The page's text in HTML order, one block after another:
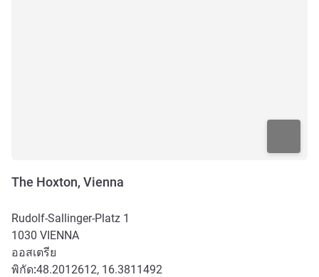
The Hoxton, Vienna
Rudolf-Sallinger-Platz 1
1030 VIENNA
ออสเตรีย
พิกัด:48.2012612, 16.3811492